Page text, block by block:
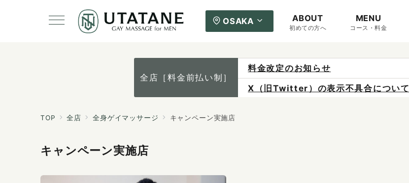
OSAKA ABOUT
初めての方へ
MENU
コース・料金
全店［料金前払い制］
料金改定のお知らせ
X（旧Twitter）の表示不具合について
TOP 全店 全身ゲイマッサージ キャンペーン実施店
キャンペーン実施店